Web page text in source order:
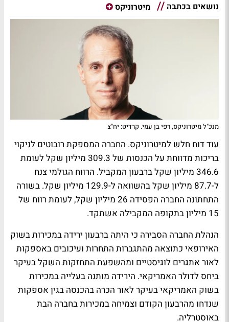
נושאים בכתבה מיטרוניקס
מנכ"ל מיטרוניקס, רפי בן עמי. קרדיט: יח"צ
עוד דוח חלש למיטרוניקס. החברה המספקת רובוטים לניקוי
בריכות מדווחת על הכנסות של 309.3 מיליון שקל לעומת
346.6 מיליון שקל ברבעון המקביל. הרווח הגולמי צנח
ל-87.7 מיליון שקל בהשוואה ל-129.9 מיליון שקל. בשורה
התחתונה החברה הפסידה 26 מיליון שקל, לעומת רווח של
15 מיליון בתקופה המקבילה אשתקד.
הנהלת החברה הסבירה כי היתה ברבעון ירידה במכירות בשוק
האירופאי כתוצאה מהתגברות התחרות ועיכובים באספקות
לאור אתגרים לוגיסטיים ומהשפעת התחזקות השקל בעיקר
ביחס לדולר האמריקאי. הירידה מותנה בעלייה במכירות
בשוק האמריקאי בעיקר לאור הכרה בהכנסה בגין אספקות
שנדחו מהרבעון הקודם וצמיחה במכירות בחברה הבת
באוסטרליה.